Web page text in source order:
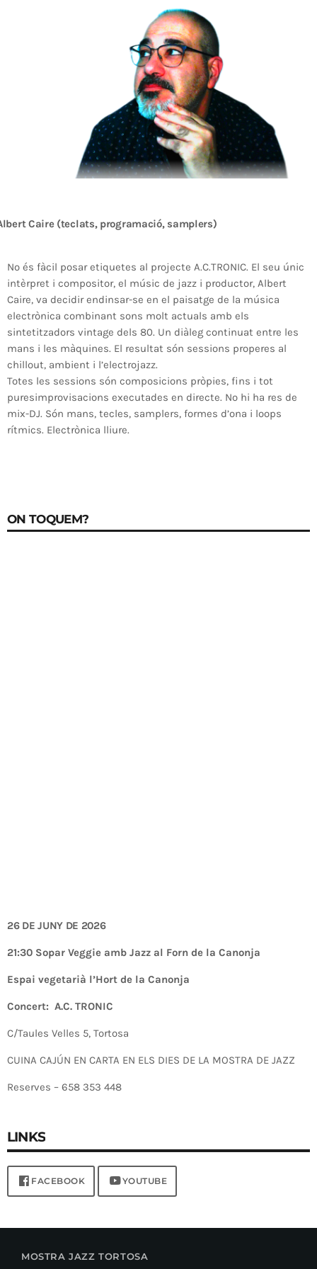
ALBERT
LA MOSTRA JAZZ TORTOSA,
CONVOCA EL CONCURS ANUAL
FESTIVAL
Caire (teclats, programació, samplers)
No és fàcil posar etiquetes al projecte A.C.TRONIC. El seu únic
intèrpret i compositor, el músic de jazz i productor, Albert
Caire, va decidir endinsar-se en el paisatge de la música
electrònica combinant sons molt actuals amb els
sintetitzadors vintage dels 80. Un diàleg continuat entre les
mans i les màquines. El resultat són sessions properes al
chillout, ambient i l’electrojazz.
Totes les sessions són composicions pròpies, fins i tot
puresimprovisacions executades en directe. No hi ha res de
mix-DJ. Són mans, tecles, samplers, formes d’ona i loops
rítmics. Electrònica lliure.
ON TOQUEM?
26 DE JUNY DE 2026
21:30 Sopar Veggie amb Jazz al Forn de la Canonja
Espai vegetarià l’Hort de la Canonja
Concert: A.C. TRONIC
C/Taules Velles 5, Tortosa
CUINA CAJÚN EN CARTA EN ELS DIES DE LA MOSTRA DE JAZZ
Reserves – 658 353 448
LINKS
FACEBOOK YOUTUBE
MOSTRA JAZZ TORTOSA